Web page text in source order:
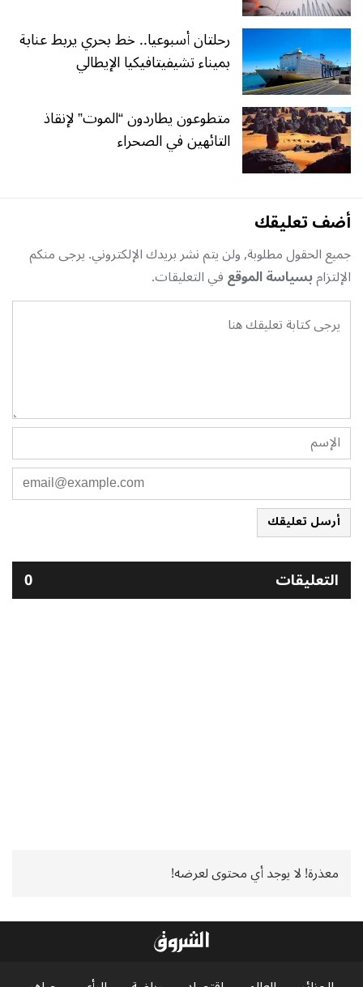
رحلتان أسبوعيا.. خط بحري يربط عنابة
بميناء تشيفيتافيكيا الإيطالي
متطوعون يطاردون “الموت” لإنقاذ
التائهين في الصحراء
أضف تعليقك
جميع الحقول مطلوبة, ولن يتم نشر بريدك الإلكتروني. يرجى منكم
الإلتزامبسياسة الموقعفي التعليقات.
أرسل تعليقك
التعليقات 0
معذرة! لا يوجد أي محتوى لعرضه!